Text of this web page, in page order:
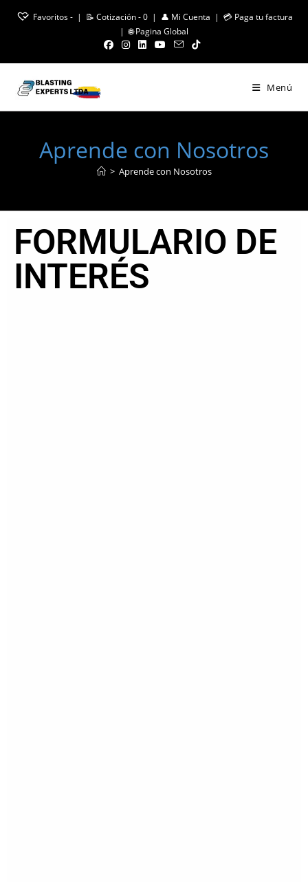
Favoritos - | 📝 Cotización -0 | 👤 Mi Cuenta | 💳 Paga tu factura
|🌐 Pagina Global
Menú
Aprende con Nosotros
> Aprende con Nosotros
FORMULARIO DE
INTERÉS
15% de Descuento en Tolvas